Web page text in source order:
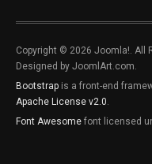
Copyright © 2026 Joomla!. All
Designed by JoomlArt.com.
Bootstrap is a front-end
Apache License v2.0.
Font Awesome font licensed